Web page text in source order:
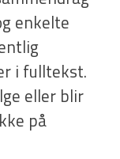
enkelte
i fulltekst.
eller blir
på